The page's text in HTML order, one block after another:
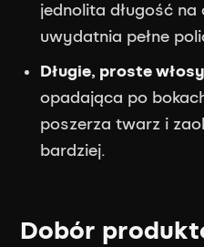
jednolita długość na
uwydatnia pełne
Długie, proste
opadająca po
poszerza twarz i
bardziej.
Dobór